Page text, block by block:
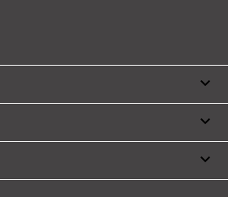


